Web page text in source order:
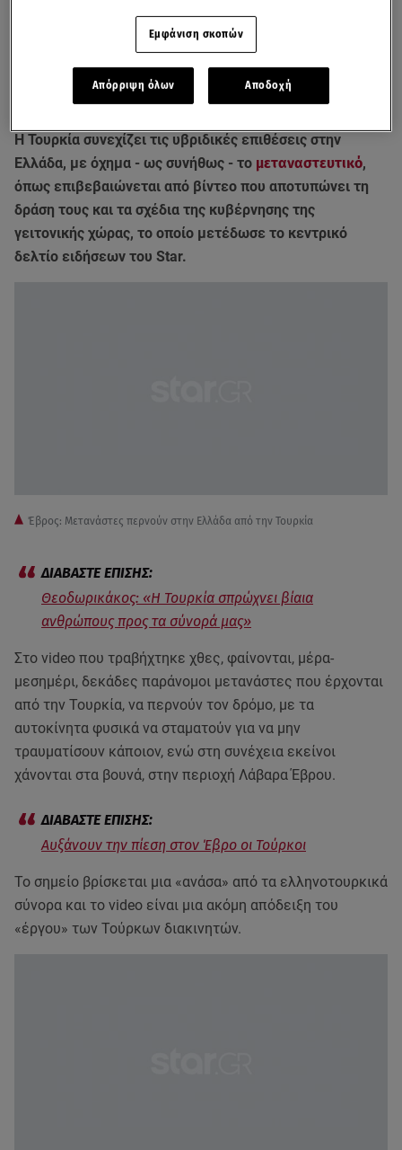
Η Τουρκία συνεχίζει τις υβριδικές επιθέσεις στην
Ελλάδα, με όχημα - ως συνήθως - το μεταναστευτικό,
όπως επιβεβαιώνεται από βίντεο που αποτυπώνει τη
δράση τους και τα σχέδια της κυβέρνησης της
γειτονικής χώρας, το οποίο μετέδωσε το κεντρικό
δελτίο ειδήσεων του Star.
Έβρος: Μετανάστες περνούν στην Ελλάδα από την Τουρκία
Θεοδωρικάκος: «Η Τουρκία σπρώχνει βίαια
ανθρώπους προς τα σύνορά μας»
Στο video που τραβήχτηκε χθες, φαίνονται, μέρα-
μεσημέρι, δεκάδες παράνομοι μετανάστες που έρχονται
από την Τουρκία, να περνούν τον δρόμο, με τα
αυτοκίνητα φυσικά να σταματούν για να μην
τραυματίσουν κάποιον, ενώ στη συνέχεια εκείνοι
χάνονται στα βουνά, στην περιοχή Λάβαρα Έβρου.
Αυξάνουν την πίεση στον Έβρο οι Τούρκοι
Το σημείο βρίσκεται μια «ανάσα» από τα ελληνοτουρκικά
σύνορα και το video είναι μια ακόμη απόδειξη του
«έργου» των Τούρκων διακινητών.
Εμφάνιση σκοπών
Απόρριψη όλων Αποδοχή